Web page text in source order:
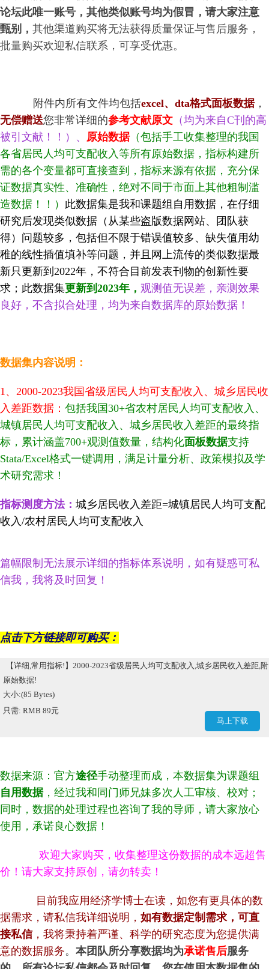
论坛此唯一账号，其他类似账号均为假冒，请大家注意
甄别， 其他渠道购买将无法获得质量保证与售后服务，
批量购买欢迎私信联系，可享受优惠。
附件内所有文件均包括excel、dta格式面板数据，
无偿赠送您非常详细的参考文献原文 （均为来自C刊的高
被引文献！！）、 原始数据（包括手工收集整理的我国
各省居民人均可支配收入等所有原始数据，指标构建所
需的各个变量都可直接查到，指标来源有依据，充分保
证数据真实性、准确性，绝对不同于市面上其他粗制滥
造数据！！） 此数据集是我和课题组自用数据，在仔细
研究后发现类似数据（从某些盗版数据网站、团队获
得）问题较多，包括但不限于错误值较多、缺失值用幼
稚的线性插值填补等问题，并且网上流传的类似数据最
新只更新到2022年，不符合目前发表刊物的创新性要
求； 此数据集更新到2023年 ， 观测值无误差，亲测效果
良好，不含拟合处理，均为来自数据库的原始数据！
数据集内容说明：
1、2000-2023我国省级居民人均可支配收入、城乡居民收
入差距数据： 包括我国30+省农村居民人均可支配收入、
城镇居民人均可支配收入、城乡居民收入差距的最终指
标，累计涵盖700+观测值数量，结构化面板数据支持
Stata/Excel格式一键调用，满足计量分析、政策模拟及学
术研究需求！
指标测度方法： 城乡居民收入差距=城镇居民人均可支配
收入/农村居民人均可支配收入
篇幅限制无法展示详细的指标体系说明，如有疑惑可私
信我，我将及时回复！
点击下方链接即可购买：
【详细,常用指标!】2000-2023省级居民人均可支配收入,城乡居民收入差距,附
原始数据!
大小:(85 Bytes)
只需: RMB 89元
马上下载
数据来源：官方途径手动整理而成，本数据集为课题组
自用数据，经过我和同门师兄妹多次人工审核、校对；
同时，数据的处理过程也咨询了我的导师，请大家放心
使用，承诺良心数据！
欢迎大家购买，收集整理这份数据的成本远超售
价！请大家支持原创，请勿转卖！
目前我应用经济学博士在读，如您有更具体的数
据需求，请私信我详细说明， 如有数据定制需求，可直
接私信，我将秉持着严谨、科学的研究态度为您提供满
意的数据服务。 本团队所分享数据均为承诺售后服务